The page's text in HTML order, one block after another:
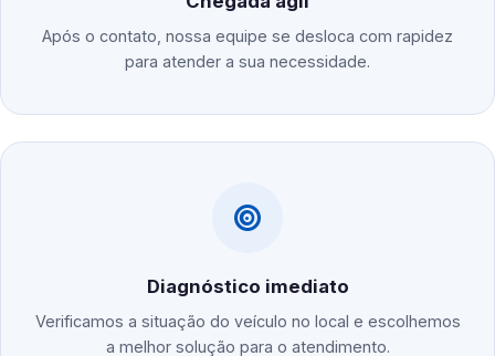
Após o contato, nossa equipe se desloca com rapidez
para atender a sua necessidade.
Diagnóstico imediato
Verificamos a situação do veículo no local e escolhemos
a melhor solução para o atendimento.